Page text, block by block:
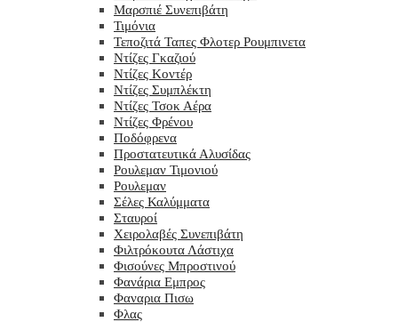
Μαρσπιέ Συνεπιβάτη
Τιμόνια
Τεποζιτά Ταπες Φλοτερ Ρουμπινετα
Ντίζες Γκαζιού
Ντίζες Κοντέρ
Ντίζες Συμπλέκτη
Ντίζες Τσοκ Αέρα
Ντίζες Φρένου
Ποδόφρενα
Προστατευτικά Αλυσίδας
Ρουλεμαν Τιμονιού
Ρουλεμαν
Σέλες Καλύμματα
Σταυροί
Χειρολαβές Συνεπιβάτη
Φιλτρόκουτα Λάστιχα
Φισούνες Μπροστινού
Φανάρια Εμπρος
Φαναρια Πισω
Φλας